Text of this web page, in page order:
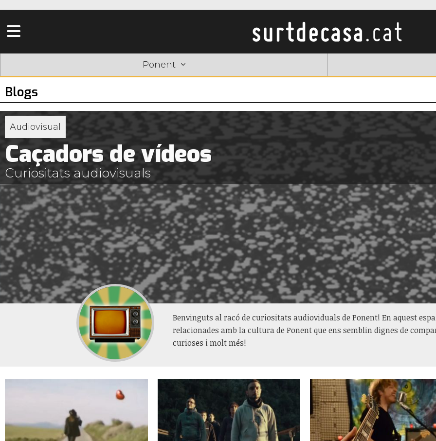
Ponent
Blogs
Audiovisual
Caçadors de vídeos
Curiositats audiovisuals
Benvinguts al racó de curiositats audioviduals de Ponent! En aquest
relacionades amb la cultura de Ponent que ens semblin dignes de
curioses i molt més!